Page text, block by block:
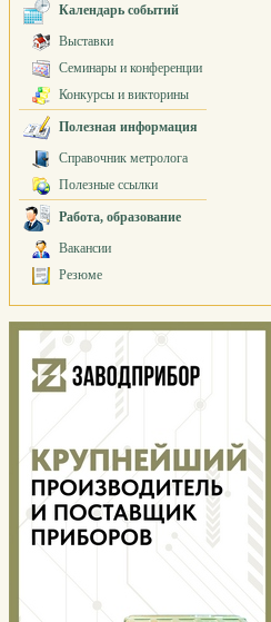
Календарь событий
Выставки
Семинары и конференции
Конкурсы и викторины
Полезная информация
Справочник метролога
Полезные ссылки
Работа, образование
Вакансии
Резюме